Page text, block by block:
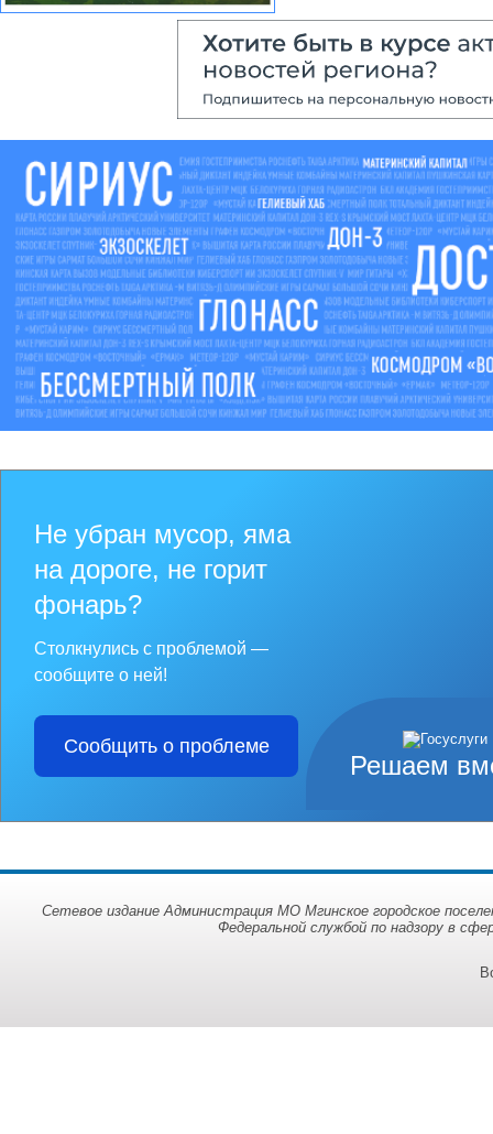
Решаем
Не убран мусор, яма
на дороге, не горит
фонарь?
Столкнулись с проблемой —
сообщите о ней!
Сообщить о проблеме
Сетевое издание Администрация МО Мгинское городское
Федеральной службой по надзору в